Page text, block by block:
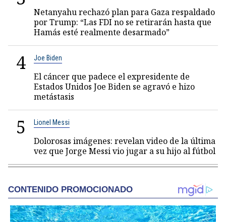
Netanyahu rechazó plan para Gaza respaldado
por Trump: “Las FDI no se retirarán hasta que
Hamás esté realmente desarmado”
4 Joe Biden
El cáncer que padece el expresidente de
Estados Unidos Joe Biden se agravó e hizo
metástasis
5 Lionel Messi
Dolorosas imágenes: revelan video de la última
vez que Jorge Messi vio jugar a su hijo al fútbol